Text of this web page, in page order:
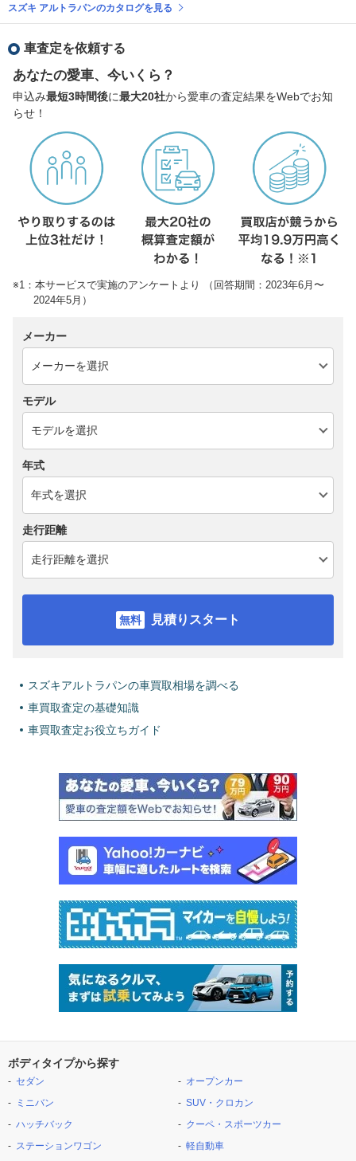
スズキ アルトラパンのカタログを見る
車査定を依頼する
あなたの愛車、今いくら？
申込み最短3時間後に最大20社から愛車の査定結果をWebでお知
らせ！
※1：本サービスで実施のアンケートより （回答期間：2023年6月〜
2024年5月）
メーカー
モデル
年式
走行距離
見積りスタート
スズキアルトラパンの車買取相場を調べる
車買取査定の基礎知識
車買取査定お役立ちガイド
ボディタイプから探す
セダン
ミニバン
ハッチバック
ステーションワゴン
オープンカー
SUV・クロカン
クーペ・スポーツカー
軽自動車